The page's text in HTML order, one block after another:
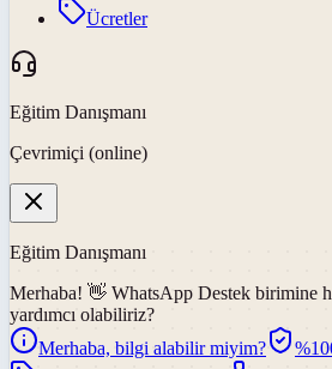
Ücretler
Eğitim Danışmanı
Çevrimiçi (online)
Eğitim Danışmanı
Merhaba! 👋 WhatsApp Destek birimine
yardımcı olabiliriz?
Merhaba, bilgi alabilir miyim?